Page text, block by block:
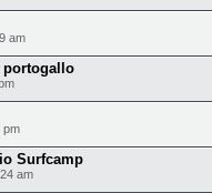
am
portogallo
pm
Surfcamp
am